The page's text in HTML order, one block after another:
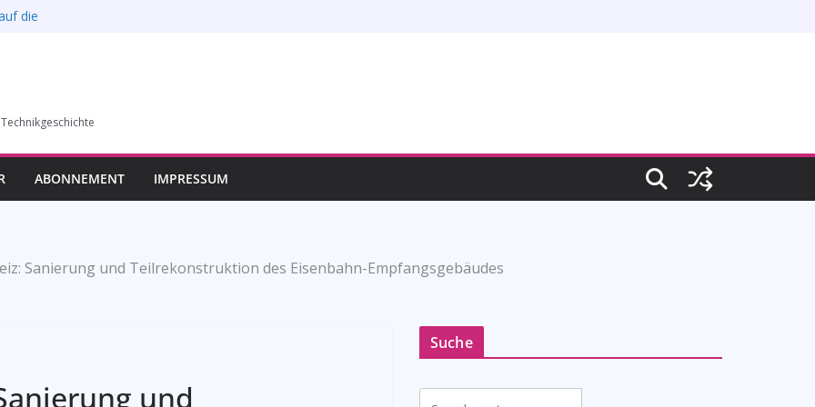
die
in Bochum vom
ABONNEMENT IMPRESSUM
Sanierung und Teilrekonstruktion des Eisenbahn-Empfangsgebäudes
und
Suche